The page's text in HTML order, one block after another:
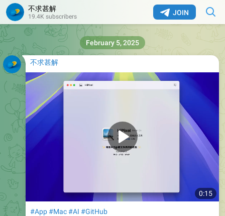
JOIN
不求甚解
19.4K subscribers
不求甚解
0:15
#App#Mac#AI #GitHub
February 5, 2025